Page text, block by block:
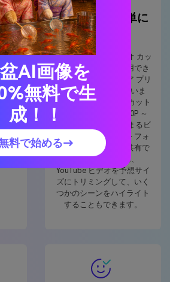
ッ
、
、
のあ
リ
ま
換
オ
ま
て
メディアで簡単に
共有
便利な YouTube ビデオ カッ
ターには、すぐに使用でき
るソーシャル メディア プリ
セットが用意されていま
す。 ビデオを完璧にカット
したら、HD 品質 (480P ～
1080P) で、親指が止まるビ
デオを主要なプラットフォ
ームで簡単に無料で共有で
きます。 もちろん、
YouTube ビデオを予想サイ
ズにトリミングして、いく
つかのシーンをハイライト
することもできます。
AI画像を
無料で生
成！！
料で始める→